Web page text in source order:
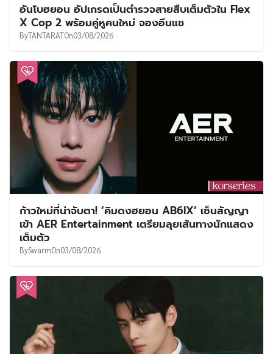
อันโบฮยอน อัปเกรดเป็นตำรวจสายสืบเต็มตัวใน Flex
X Cop 2 พร้อมคู่หูคนใหม่ จองอึนแช
ByTANTARATOn03/08/2026
ก้าวใหม่ที่น่าจับตา! ‘คิมดงฮยอน AB6IX’ เซ็นสัญญา
เข้า AER Entertainment เตรียมลุยเส้นทางนักแสดง
เต็มตัว
BySwarmOn03/08/2026